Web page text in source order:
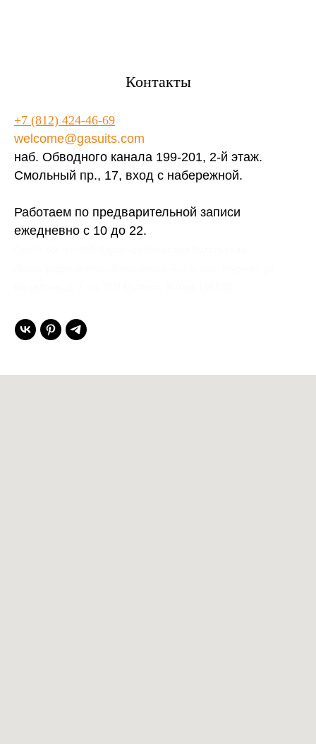
Контакты
+7 (812) 424-46-69
welcome@gasuits.com
наб. Обводного канала 199-201, 2-й этаж.
Смольный пр., 17, вход с набережной.
Работаем по предварительной записи
ежедневно с 10 до 22.